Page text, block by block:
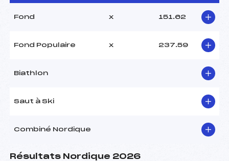
Fond x 151.62
Fond Populaire x 237.59
Biathlon
Saut à Ski
Combiné Nordique
Résultats Nordique 2026